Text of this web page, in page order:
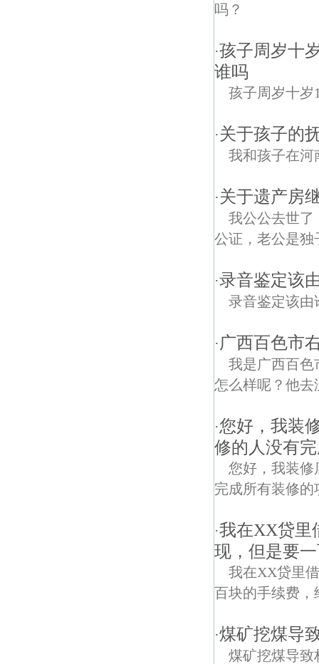
吗？
·孩子周岁十
谁吗
孩子周岁十岁
·关于孩子的
我和孩子在河
·关于遗产房
我公公去世了
公证，老公是独
·录音鉴定该
录音鉴定该由
· 广西百色市
我是广西百色
怎么样呢？他去
·您好，我装
修的人没有
您好，我装修
完成所有装修
·我在XX贷里
现，但是要
我在XX贷里
百块的手续费，
·煤矿挖煤导
煤矿挖煤导致